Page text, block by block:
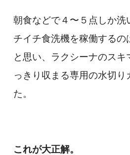
朝食などで４〜５点しか洗
チイチ食洗機を稼働するの
と思い、ラクシーナのスキ
っきり収まる専用の水切り
た。
これが大正解。